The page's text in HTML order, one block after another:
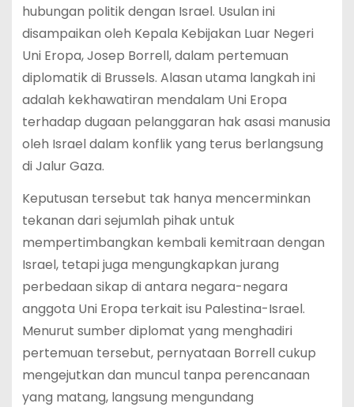
hubungan politik dengan Israel. Usulan ini
disampaikan oleh Kepala Kebijakan Luar Negeri
Uni Eropa, Josep Borrell, dalam pertemuan
diplomatik di Brussels. Alasan utama langkah ini
adalah kekhawatiran mendalam Uni Eropa
terhadap dugaan pelanggaran hak asasi manusia
oleh Israel dalam konflik yang terus berlangsung
di Jalur Gaza.
Keputusan tersebut tak hanya mencerminkan
tekanan dari sejumlah pihak untuk
mempertimbangkan kembali kemitraan dengan
Israel, tetapi juga mengungkapkan jurang
perbedaan sikap di antara negara-negara
anggota Uni Eropa terkait isu Palestina-Israel.
Menurut sumber diplomat yang menghadiri
pertemuan tersebut, pernyataan Borrell cukup
mengejutkan dan muncul tanpa perencanaan
yang matang, langsung mengundang